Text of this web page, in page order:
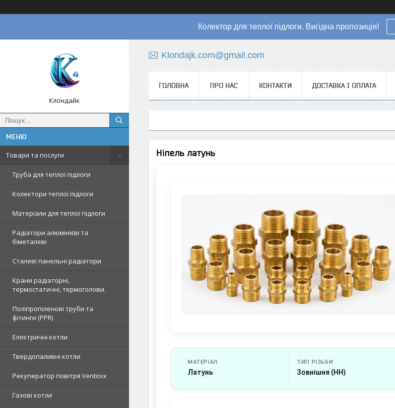
Колектор для теплої підлоги. Вигідна пропозиція!
Клондайк
Товари та послуги
Труба для теплої підлоги
Колектори теплої підлоги
Матеріали для теплої підлоги
Радіатори алюмінієві та
біметалеві
Сталеві панельні радіатори
Крани радіаторні,
термостатичні, термоголови.
Поліпропіленові труби та
фітинги (PPR)
Електричні котли
Твердопаливні котли
Рекуператор повітря Ventoxx
Газові котли
Klondajk.com@gmail.com
ГОЛОВНА ПРО НАС КОНТАКТИ ДОСТАВКА І ОПЛАТА
Ніпель латунь
МАТЕРІАЛ
Латунь
ТИП РІЗЬБИ
Зовнішня (НН)